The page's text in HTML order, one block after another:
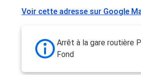
Voir cette adresse sur Google
Arrêt à la gare routière
Fond